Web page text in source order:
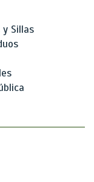
Sillas